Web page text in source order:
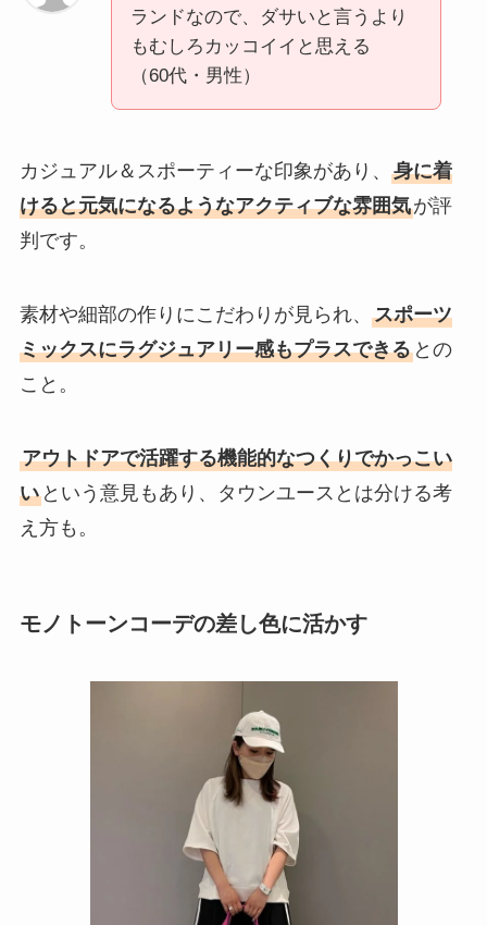
ランドなので、ダサいと言うより
もむしろカッコイイと思える
（60代・男性）
カジュアル＆スポーティーな印象があり、 身に着
けると元気になるようなアクティブな雰囲気が評
判です。
素材や細部の作りにこだわりが見られ、 スポーツ
ミックスにラグジュアリー感もプラスできるとの
こと。
アウトドアで活躍する機能的なつくりでかっこい
いという意見もあり、タウンユースとは分ける考
え方も。
モノトーンコーデの差し色に活かす